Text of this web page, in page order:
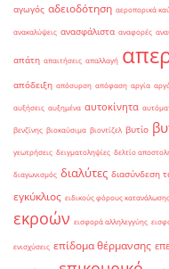
αγωγός αδειοδότηση αεροπορικά
ανακαλύψεις ανασφάλιστα αναφορές
απάτη απαιτήσεις απαλλαγή
απόδειξη απόσυρση απόφαση αργία
αυξήσεις αυξημένα αυτοκίνητα
βενζίνης βιοκαύσιμα βιοντίζελ βυτίο
γεωτρήσεις δειγματοληψίες δελτίο
διαγωνισμός διαλύτες διασύνδεση
εγκύκλιος ειδικούς φόρους κατανάλωσης
εκροών εισφορά αλληλεγγύης
ενισχύσεις επίδομα θέρμανσης